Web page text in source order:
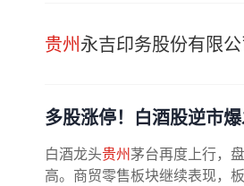
贵州永吉印务股份有限
多股涨停！白酒股逆市爆
白酒龙头贵州茅台再度上行，
高。商贸零售板块继续表现，